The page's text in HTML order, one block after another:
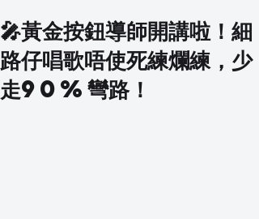
🎤黃金按鈕導師開講啦！細
路仔唱歌唔使死練爛練，少
走90%彎路！